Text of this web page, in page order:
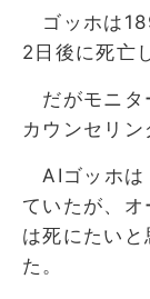
ゴッホは
2日後に死亡
だがモニタ
カウンセリン
AIゴッホは
ていたが、
は死にたい
た。